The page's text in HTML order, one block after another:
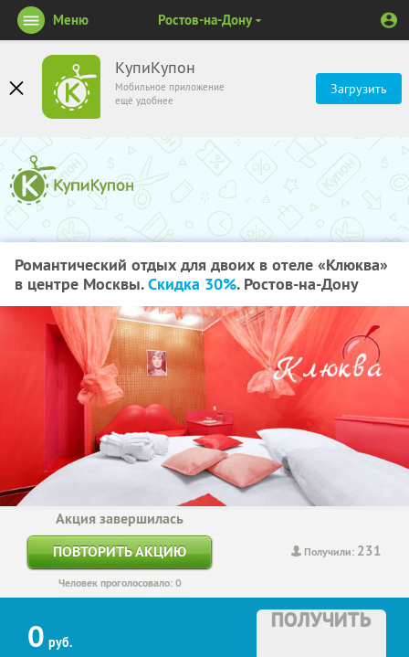
КупиКупон
Мобильное приложение
ещё удобнее
Загрузить
Меню Ростов-на-Дону
Романтический отдых для двоих в отеле «Клюква»
в центре Москвы.Скидка 30%. Ростов-на-Дону
Получили: 231
Акция завершилась
ПОВТОРИТЬ АКЦИЮ
Человек проголосовало: 0
0 руб.
ПОЛУЧИТЬ